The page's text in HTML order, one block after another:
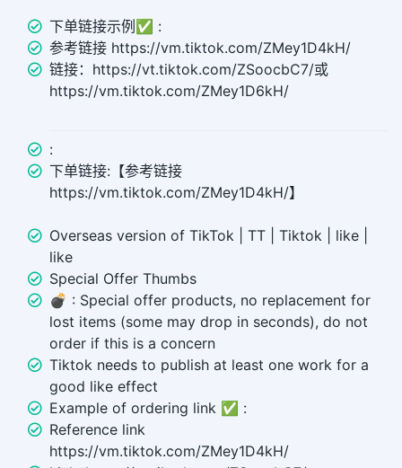
下单链接示例✅ :
参考链接 https://vm.tiktok.com/ZMey1D4kH/
链接：https://vt.tiktok.com/ZSoocbC7/或
https://vm.tiktok.com/ZMey1D6kH/
:
下单链接:【参考链接
https://vm.tiktok.com/ZMey1D4kH/】
Overseas version of TikTok | TT | Tiktok | like |
like
Special Offer Thumbs
💣 ︎: Special offer products, no replacement for
lost items (some may drop in seconds), do not
order if this is a concern
Tiktok needs to publish at least one work for a
good like effect
Example of ordering link ✅ :
Reference link
https://vm.tiktok.com/ZMey1D4kH/